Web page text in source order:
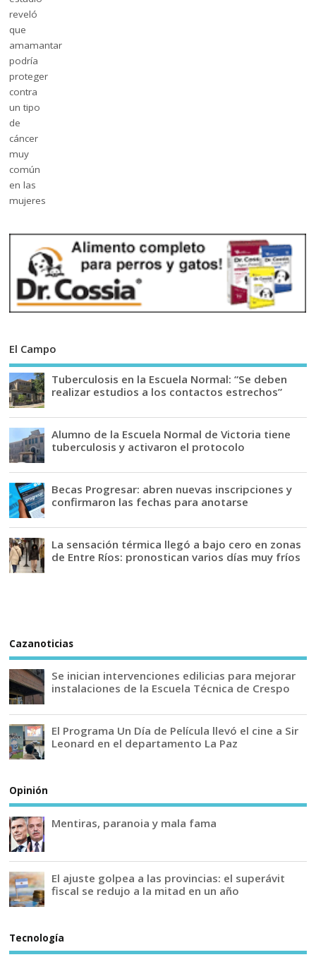
El Campo
Tuberculosis en la Escuela Normal: “Se deben
realizar estudios a los contactos estrechos”
Alumno de la Escuela Normal de Victoria tiene
tuberculosis y activaron el protocolo
Becas Progresar: abren nuevas inscripciones y
confirmaron las fechas para anotarse
La sensación térmica llegó a bajo cero en zonas
de Entre Ríos: pronostican varios días muy fríos
Cazanoticias
Se inician intervenciones edilicias para mejorar
instalaciones de la Escuela Técnica de Crespo
El Programa Un Día de Película llevó el cine a Sir
Leonard en el departamento La Paz
Opinión
Mentiras, paranoia y mala fama
El ajuste golpea a las provincias: el superávit
fiscal se redujo a la mitad en un año
Tecnología